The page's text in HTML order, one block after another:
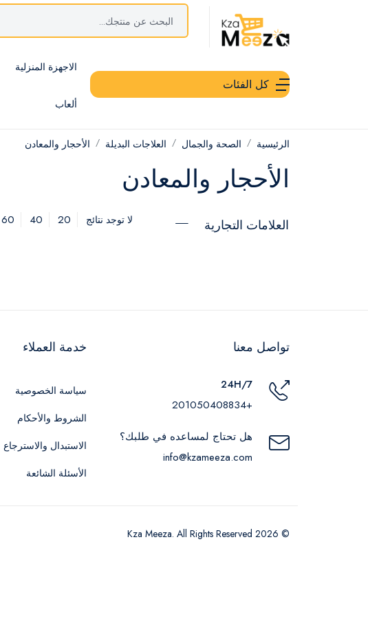
كل الفئات
الاجهزة المنزلية
ألعاب
الرئيسية الصحة والجمال العلاجات البديلة الأحجار والمعادن
الأحجار والمعادن
العلامات التجارية لا توجد نتائج 20
40
60
تواصل معنا
24H/7
+201050408834
هل تحتاج لمساعده في طلبك؟
info@kzameeza.com
خدمة العملاء
سياسة الخصوصية
الشروط والأحكام
الاستبدال والاسترجاع
الأسئلة الشائعة
© 2026 Kza Meeza. All Rights Reserved